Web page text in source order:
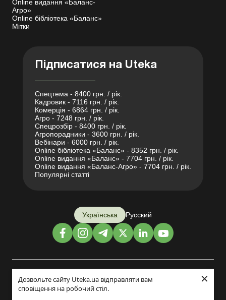
Дозвольте сайту Uteka.ua відправляти вам
сповіщення на робочий стіл.
×
Online видання «Баланс-
Агро»
Online бібліотека «Баланс»
Мітки
Підписатися на Uteka
Спецтема - 8400 грн. / рік.
Кадровик - 7116 грн. / рік.
Комерція - 6864 грн. / рік.
Агро - 7248 грн. / рік.
Спецрозбір - 8400 грн. / рік.
Агропорадники - 3600 грн. / рік.
Вебінари - 6000 грн. / рік.
Online бібліотека «Баланс» - 8352 грн. / рік.
Online видання «Баланс» - 7704 грн. / рік.
Online видання «Баланс-Агро» - 7704 грн. / рік.
Популярні статті
Українська Русский
Дизайн і розробка: